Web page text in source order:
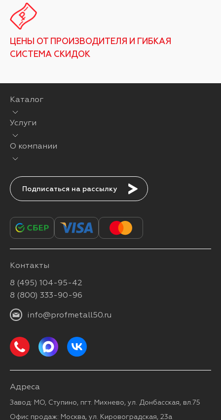
ЦЕНЫ ОТ ПРОИЗВОДИТЕЛЯ И ГИБКАЯ
СИСТЕМА СКИДОК
Каталог
Услуги
О компании
Подписаться
Контакты
8 (495) 104-95-42
8 (800) 333-90-96
info@profmetall50.ru
Адреса
Завод: МО, Ступино, пгт. Михнево, ул. Донбасская, вл.75
Офис продаж: Москва, ул. Кировоградская, 23а